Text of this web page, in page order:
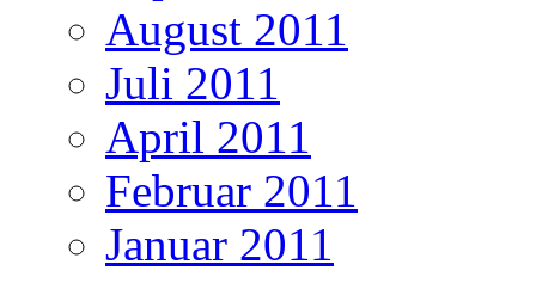
August 2011
Juli 2011
April 2011
Februar 2011
Januar 2011